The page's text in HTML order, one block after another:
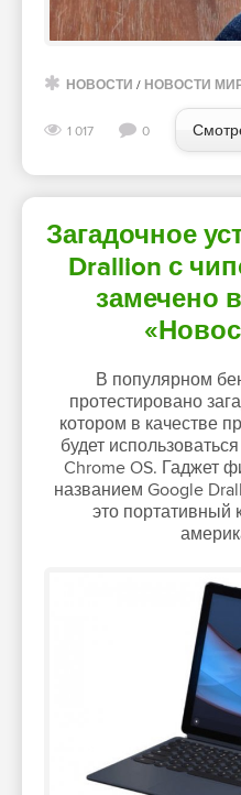
НОВОСТИ / НОВОСТИ
1 017 0
Загадочное
Drallion с
замечено
В популярном
протестировано
котором в качестве
будет
Chrome OS. Гаджет
названием Google
это портативный